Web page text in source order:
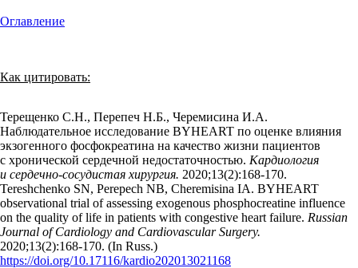
Оглавление
Как цитировать:
Терещенко С.Н., Перепеч Н.Б., Черемисина И.А.
Наблюдательное исследование BYHEART по оценке влияния
экзогенного фосфокреатина на качество жизни пациентов
с хронической сердечной недостаточностью. Кардиология
и сердечно-сосудистая хирургия. 2020;13(2):168‑170.
Tereshchenko SN, Perepech NB, Cheremisina IA. BYHEART
observational trial of assessing exogenous phosphocreatine influence
on the quality of life in patients with congestive heart failure. Russian
Journal of Cardiology and Cardiovascular Surgery.
2020;13(2):168‑170. (In Russ.)
https://doi.org/10.17116/kardio202013021168